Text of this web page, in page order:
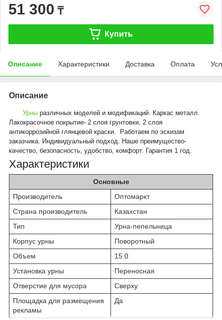
51 300 ₸
Купить
Описание Характеристики Доставка Оплата
Описание
Урны различных моделей и модификаций.
Каркас металл.
Лакокрасочное покрытие- 2 слоя грунтовки, 2 слоя
антикоррозийной глянцевой краски.
Работаем по эскизам
заказчика. Индивидуальный подход. Наше преимущество-
качество, безопасность, удобство, комфорт. Гарантия 1 год.
Характеристики
Основные
Производитель
Оптомаркт
Страна производитель
Казахстан
Тип
Урна-пепельница
Корпус урны
Поворотный
Объем
15.0
Установка урны
Переносная
Отверстие для мусора
Сверху
Площадка для размещения
рекламы
Да